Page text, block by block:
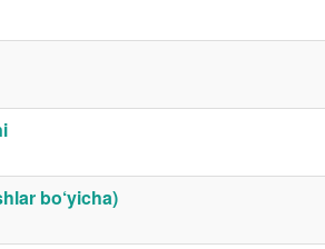
bo‘yicha)